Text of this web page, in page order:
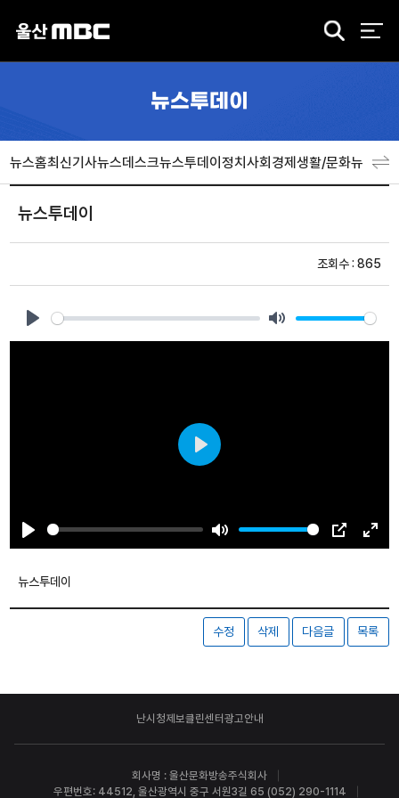
검
뉴스투데이
뉴스홈최신기사뉴스데스크뉴스투데이정치사회경제생활/문화뉴스특
뉴스투데이
조회수 : 865
Play Mute PIP
Play
뉴스투데이
수정 삭제 다음글 목록
난시청제보클린센터광고안내
회사명 : 울산문화방송주식회사
우편번호: 44512, 울산광역시 중구 서원3길 65 (052) 290-1114